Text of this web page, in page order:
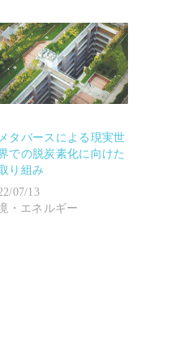
メタバースによる現実世
での脱炭素化に向けた
り組み
07/13
・エネルギー